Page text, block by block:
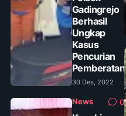
Gadingrejo
Berhasil
Ungkap
Kasus
Pencurian
Pemberatan
30 Des, 2022
News 0